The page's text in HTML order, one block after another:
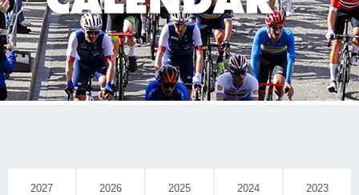
2027 2026 2025 2024 2023